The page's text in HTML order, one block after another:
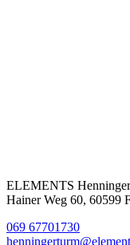
ELEMENTS
Hainer Weg 60, 60599
069 67701730